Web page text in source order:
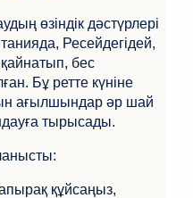
өзіндік дәстүрлері
Ресейдегідей,
бес
Бұ ретте күніне
ағылшындар әр шай
тырысады.
құйсаңыз,